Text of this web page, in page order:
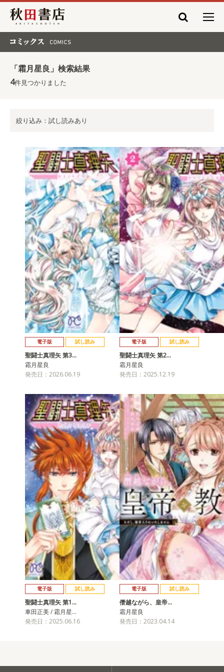
秋田書店
「霜月星良」検索結果
4件見つかりました
絞り込み：試し読みあり
電子版 試し読み
聖闘士真理矢 第3…
霜月星良
発売日：2026.06.19
電子版 試し読み
聖闘士真理矢 第2…
霜月星良
発売日：2025.12.19
電子版 試し読み
聖闘士真理矢 第1…
車田正美 / 霜月星…
発売日：2025.06.16
電子版 試し読み
僭越ながら、皇帝…
霜月星良
発売日：2023.04.14